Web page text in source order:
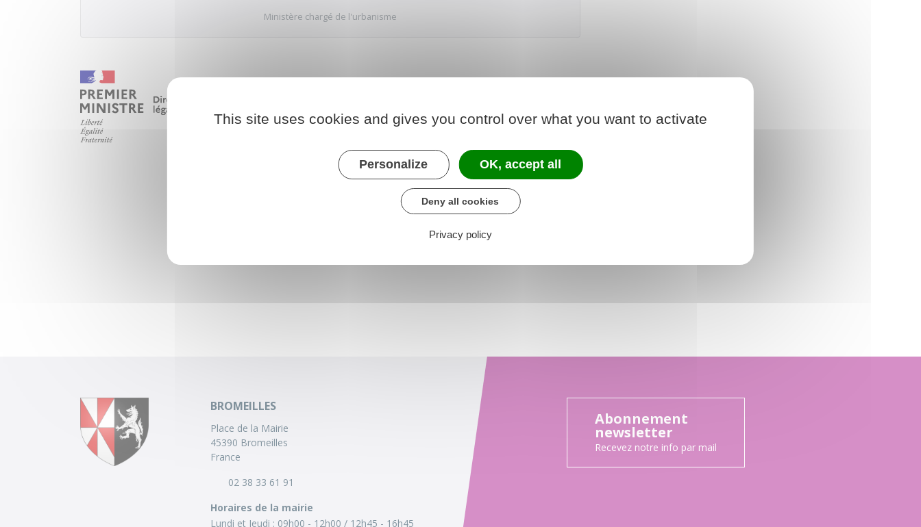
Ministère chargé de l'urbanisme
BROMEILLES
Place de la Mairie
45390 Bromeilles
France
02 38 33 61 91
Horaires de la mairie
Lundi et Jeudi : 09h00 - 12h00 12h45 - 16h45
Abonnement
newsletter
Recevez notre info par mail
This site uses cookies and gives you control over what you want to activate
Personalize OK, accept all
Deny all cookies
Privacy policy